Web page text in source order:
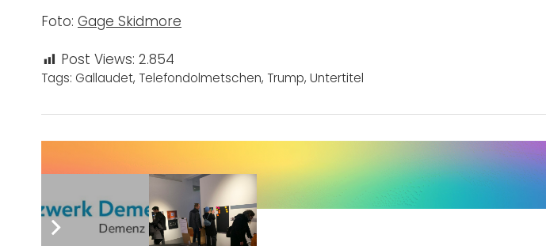
Foto: Gage Skidmore
Post Views: 2.854
Tags: Gallaudet, Telefondolmetschen, Trump, Untertitel
Sie wünschen sich auch eine Werbeanzeige?